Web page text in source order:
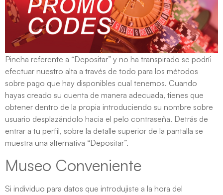
Pincha referente a “Depositar” y no ha transpirado se podrí¡
efectuar nuestro alta a través de todo para los métodos
sobre pago que hay disponibles cual tenemos. Cuando
hayas creado su cuenta de manera adecuada, tienes que
obtener dentro de la propia introduciendo su nombre sobre
usuario desplazándolo hacia el pelo contraseña. Detrás de
entrar a tu perfil, sobre la detalle superior de la pantalla se
muestra una alternativa “Depositar”.
Museo Conveniente
Si individuo para datos que introdujiste a la hora del